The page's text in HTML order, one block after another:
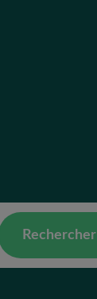
Rechercher